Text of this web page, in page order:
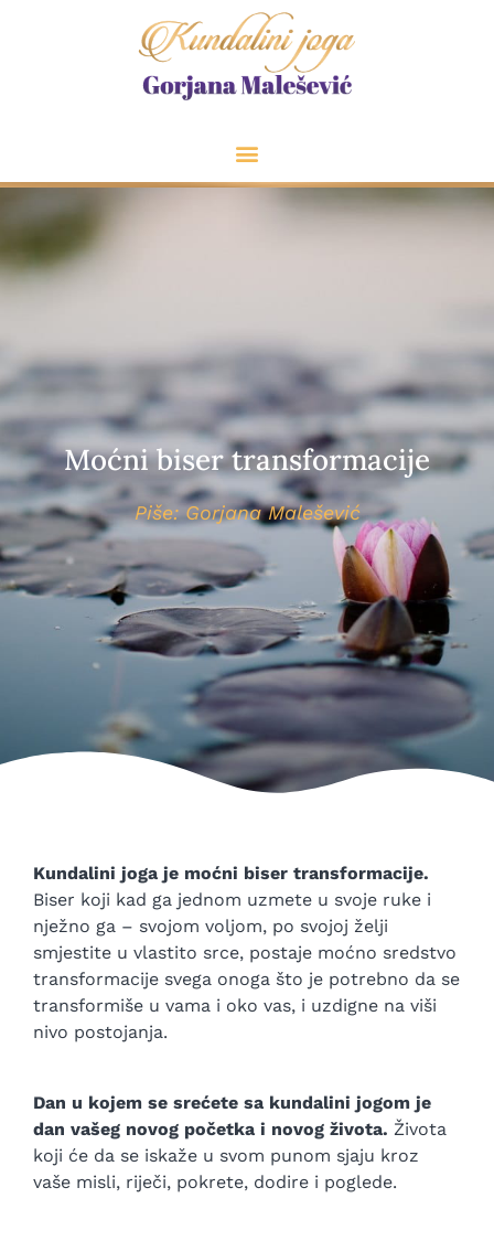
Moćni biser transformacije
Piše: Gorjana Malešević
Kundalini joga je moćni biser transformacije.
Biser koji kad ga jednom uzmete u svoje ruke i
nježno ga – svojom voljom, po svojoj želji
smjestite u vlastito srce, postaje moćno sredstvo
transformacije svega onoga što je potrebno da se
transformiše u vama i oko vas, i uzdigne na viši
nivo postojanja.
Dan u kojem se srećete sa kundalini jogom je
dan vašeg novog početka i novog života. Života
koji će da se iskaže u svom punom sjaju kroz
vaše misli, riječi, pokrete, dodire i poglede.